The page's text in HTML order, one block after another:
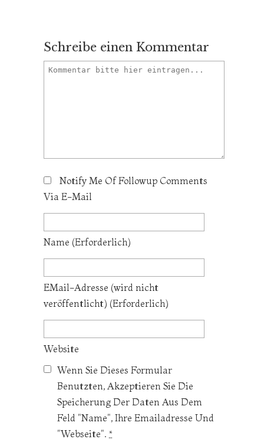
Schreibe einen Kommentar
Notify Me Of Followup Comments
Via E-Mail
Name (erforderlich)
EMail-Adresse (wird nicht
veröffentlicht) (erforderlich)
Website
Wenn Sie Dieses Formular
Benutzten, Akzeptieren Sie Die
Speicherung Der Daten Aus Dem
Feld "Name", Ihre Emailadresse Und
"Webseite". *